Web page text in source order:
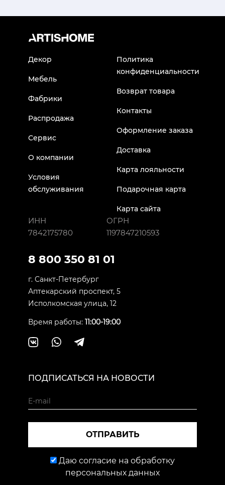
Декор
Мебель
Фабрики
Распродажа
Сервис
О компании
Условия
обслуживания
Политика
конфиденциальности
Возврат товара
Контакты
Оформление заказа
Доставка
Карта лояльности
Подарочная карта
Карта сайта
ИНН
7842175780
ОГРН
1197847210593
8 800 350 81 01
г. Санкт-Петербург
Аптекарский проспект, 5
Исполкомская улица, 12
Время работы: 11:00-19:00
ПОДПИСАТЬСЯ НА НОВОСТИ
ОТПРАВИТЬ
Даю согласие на обработку
персональных данных